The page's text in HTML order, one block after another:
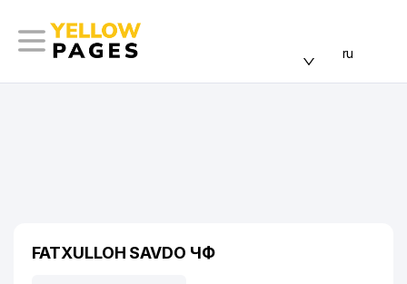
ru
FATXULLOH SAVDO ЧФ